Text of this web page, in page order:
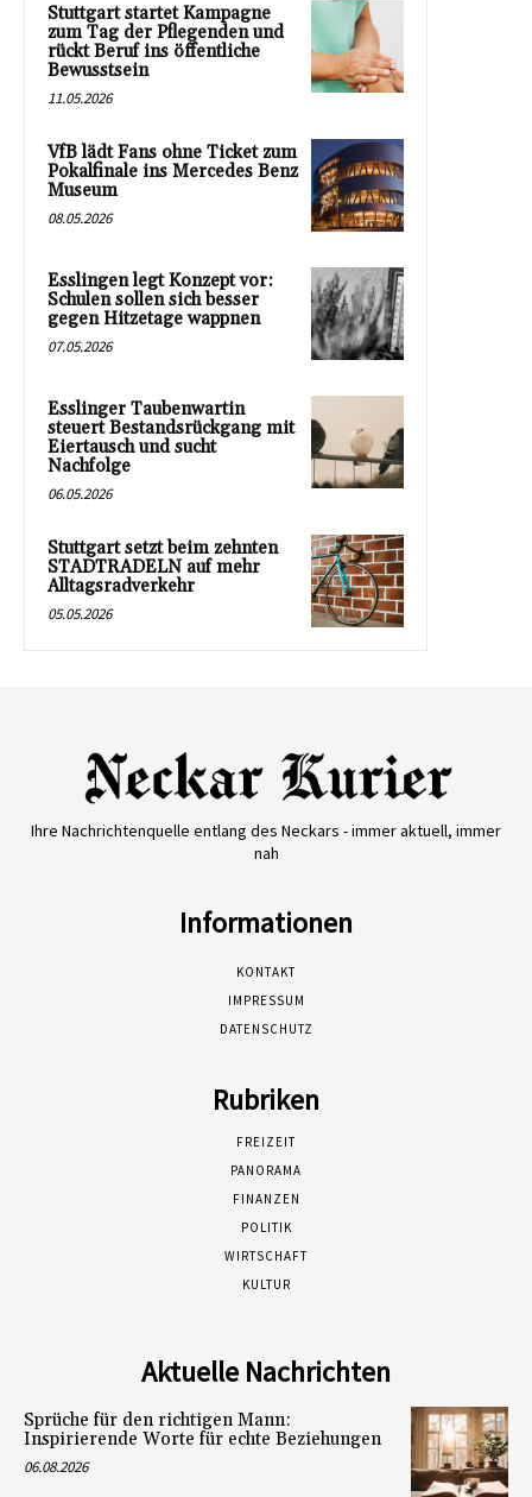
Stuttgart startet Kampagne
zum Tag der Pflegenden und
rückt Beruf ins öffentliche
Bewusstsein
11.05.2026
VfB lädt Fans ohne Ticket zum
Pokalfinale ins Mercedes Benz
Museum
08.05.2026
Esslingen legt Konzept vor:
Schulen sollen sich besser
gegen Hitzetage wappnen
07.05.2026
Esslinger Taubenwartin
steuert Bestandsrückgang mit
Eiertausch und sucht
Nachfolge
06.05.2026
Stuttgart setzt beim zehnten
STADTRADELN auf mehr
Alltagsradverkehr
05.05.2026
Ihre Nachrichtenquelle entlang des Neckars - immer aktuell, immer
nah
Informationen
KONTAKT
IMPRESSUM
DATENSCHUTZ
Rubriken
FREIZEIT
PANORAMA
FINANZEN
POLITIK
WIRTSCHAFT
KULTUR
Aktuelle Nachrichten
Sprüche für den richtigen Mann:
Inspirierende Worte für echte Beziehungen
06.08.2026